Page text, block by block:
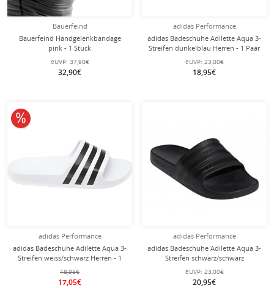
Bauerfeind
Bauerfeind Handgelenkbandage
pink - 1 Stück
eUVP: 37,90€
32,90€
adidas Performance
adidas Badeschuhe Adilette Aqua 3-
Streifen dunkelblau Herren - 1 Paar
eUVP: 23,00€
18,95€
adidas Performance
adidas Badeschuhe Adilette Aqua 3-
Streifen weiss/schwarz Herren - 1
Paar
18,95€
17,05€
10% reduziert
adidas Performance
adidas Badeschuhe Adilette Aqua 3-
Streifen schwarz/schwarz
Damen/Herren - 1 Paar
eUVP: 23,00€
20,95€